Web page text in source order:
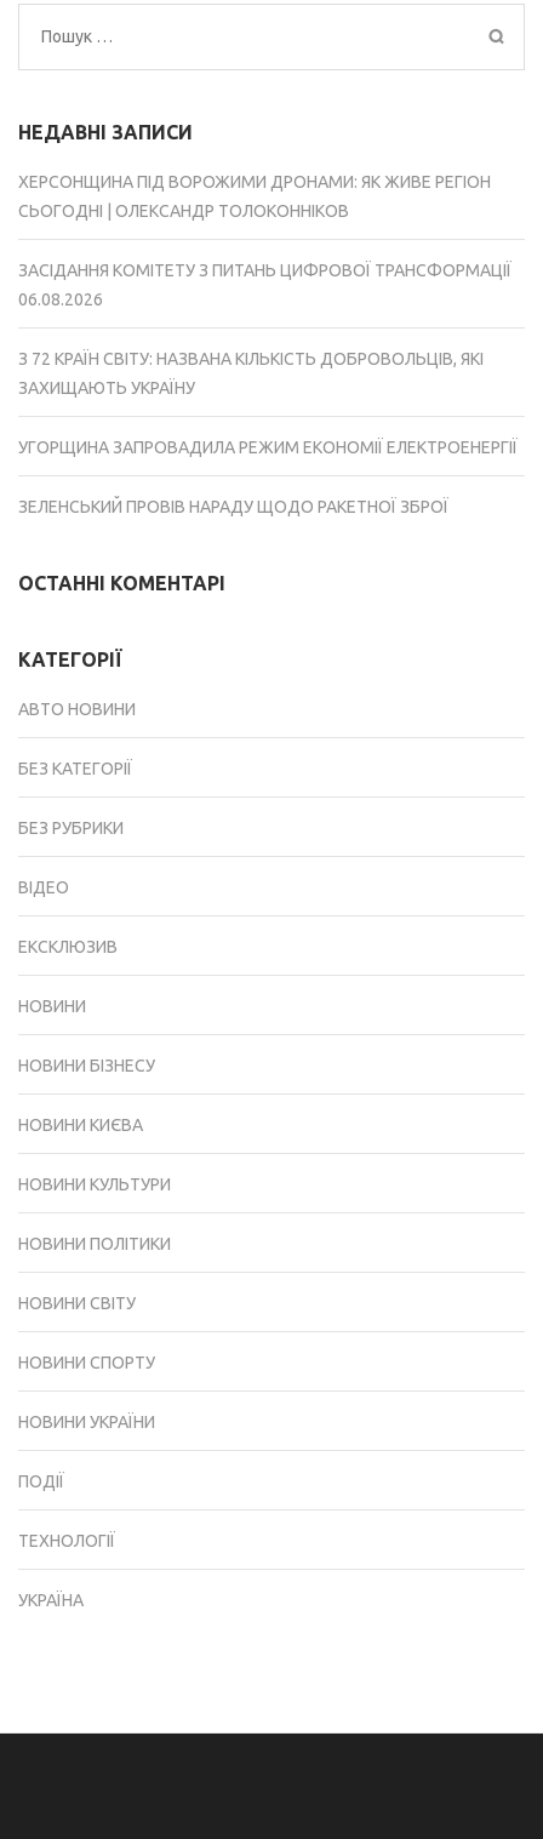
Пошук:
НЕДАВНІ ЗАПИСИ
ХЕРСОНЩИНА ПІД ВОРОЖИМИ ДРОНАМИ: ЯК ЖИВЕ РЕГІОН
СЬОГОДНІ | ОЛЕКСАНДР ТОЛОКОННІКОВ
ЗАСІДАННЯ КОМІТЕТУ З ПИТАНЬ ЦИФРОВОЇ ТРАНСФОРМАЦІЇ
06.08.2026
З 72 КРАЇН СВІТУ: НАЗВАНА КІЛЬКІСТЬ ДОБРОВОЛЬЦІВ, ЯКІ
ЗАХИЩАЮТЬ УКРАЇНУ
УГОРЩИНА ЗАПРОВАДИЛА РЕЖИМ ЕКОНОМІЇ ЕЛЕКТРОЕНЕРГІЇ
ЗЕЛЕНСЬКИЙ ПРОВІВ НАРАДУ ЩОДО РАКЕТНОЇ ЗБРОЇ
ОСТАННІ КОМЕНТАРІ
КАТЕГОРІЇ
АВТО НОВИНИ
БЕЗ КАТЕГОРІЇ
БЕЗ РУБРИКИ
ВІДЕО
ЕКСКЛЮЗИВ
НОВИНИ
НОВИНИ БІЗНЕСУ
НОВИНИ КИЄВА
НОВИНИ КУЛЬТУРИ
НОВИНИ ПОЛІТИКИ
НОВИНИ СВІТУ
НОВИНИ СПОРТУ
НОВИНИ УКРАЇНИ
ПОДІЇ
ТЕХНОЛОГІЇ
УКРАЇНА